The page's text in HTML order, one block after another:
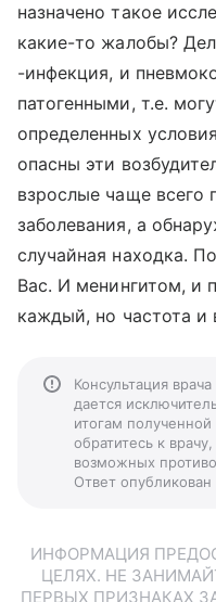
назначено такое
какие-то жалобы?
-инфекция, и
патогенными, т.е.
определенных
опасны эти
взрослые чаще всего
заболевания, а
случайная находка.
Вас. И менингитом, и
каждый, но частота и
Консультация
дается
итогам полученной
обратитесь к
возможных
Ответ опубликован
ИНФОРМАЦИЯ
ЦЕЛЯХ. НЕ
ПЕРВЫХ ПРИЗНАКАХ